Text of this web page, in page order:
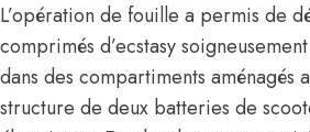
L’opération de fouille a permis de
comprimés d’ecstasy
dans des compartiments aménagés
structure de deux batteries de